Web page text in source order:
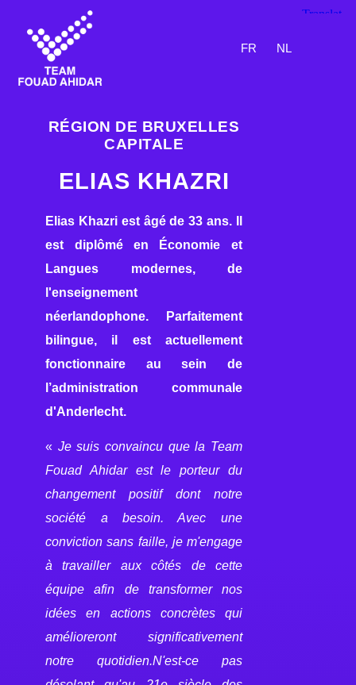
FR NL
RÉGION DE BRUXELLES
CAPITALE
ELIAS KHAZRI
Elias Khazri est âgé de 33 ans. Il
est diplômé en Économie et
Langues modernes, de
l'enseignement
néerlandophone. Parfaitement
bilingue, il est actuellement
fonctionnaire au sein de
l’administration communale
d'Anderlecht.
« Je suis convaincu que la Team
Fouad Ahidar est le porteur du
changement positif dont notre
société a besoin. Avec une
conviction sans faille, je m'engage
à travailler aux côtés de cette
équipe afin de transformer nos
idées en actions concrètes qui
amélioreront significativement
notre quotidien.N'est-ce pas